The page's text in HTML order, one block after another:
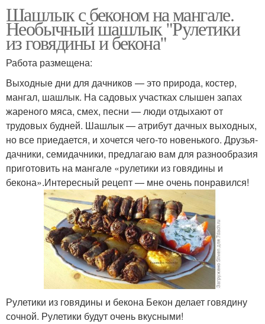
Шашлык с беконом на мангале.
Необычный шашлык "Рулетики
из говядины и бекона"
Работа размещена:
Выходные дни для дачников — это природа, костер,
мангал, шашлык. На садовых участках слышен запах
жареного мяса, смех, песни — люди отдыхают от
трудовых будней. Шашлык — атрибут дачных выходных,
но все приедается, и хочется чего-то новенького. Друзья-
дачники, семидачники, предлагаю вам для разнообразия
приготовить на мангале «рулетики из говядины и
бекона».Интересный рецепт — мне очень понравился!
Рулетики из говядины и бекона Бекон делает говядину
сочной. Рулетики будут очень вкусными!